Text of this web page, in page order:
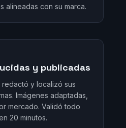
alineadas con su marca.
y publicadas
y localizó sus
Imágenes adaptadas,
mercado. Validó todo
20 minutos.